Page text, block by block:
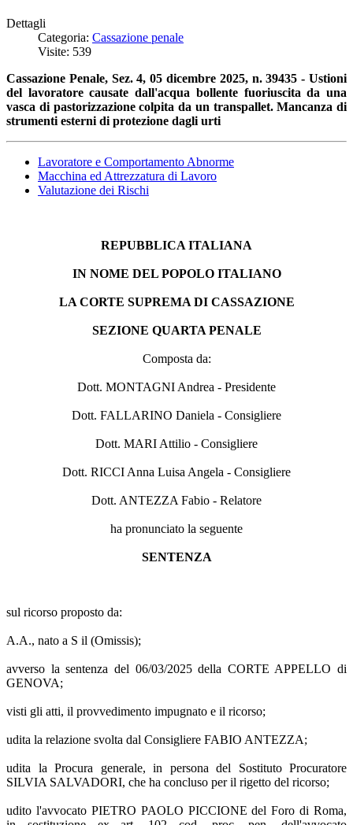
Dettagli
Categoria: Cassazione penale
Visite: 539
Cassazione Penale, Sez. 4, 05 dicembre 2025, n. 39435 - Ustioni
del lavoratore causate dall'acqua bollente fuoriuscita da una
vasca di pastorizzazione colpita da un transpallet. Mancanza di
strumenti esterni di protezione dagli urti
Lavoratore e Comportamento Abnorme
Macchina ed Attrezzatura di Lavoro
Valutazione dei Rischi
REPUBBLICA ITALIANA
IN NOME DEL POPOLO ITALIANO
LA CORTE SUPREMA DI CASSAZIONE
SEZIONE QUARTA PENALE
Composta da:
Dott. MONTAGNI Andrea - Presidente
Dott. FALLARINO Daniela - Consigliere
Dott. MARI Attilio - Consigliere
Dott. RICCI Anna Luisa Angela - Consigliere
Dott. ANTEZZA Fabio - Relatore
ha pronunciato la seguente
SENTENZA
sul ricorso proposto da:
A.A., nato a S il (Omissis);
avverso la sentenza del 06/03/2025 della CORTE APPELLO di
GENOVA;
visti gli atti, il provvedimento impugnato e il ricorso;
udita la relazione svolta dal Consigliere FABIO ANTEZZA;
udita la Procura generale, in persona del Sostituto Procuratore
SILVIA SALVADORI, che ha concluso per il rigetto del ricorso;
udito l'avvocato PIETRO PAOLO PICCIONE del Foro di Roma,